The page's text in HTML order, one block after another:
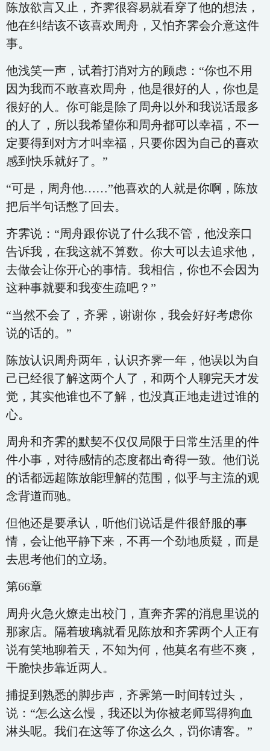
陈放欲言又止，齐霁很容易就看穿了他的想法，
他在纠结该不该喜欢周舟，又怕齐霁会介意这件
事。
他浅笑一声，试着打消对方的顾虑：“你也不用
因为我而不敢喜欢周舟，他是很好的人，你也是
很好的人。你可能是除了周舟以外和我说话最多
的人了，所以我希望你和周舟都可以幸福，不一
定要得到对方才叫幸福，只要你因为自己的喜欢
感到快乐就好了。”
“可是，周舟他……”他喜欢的人就是你啊，陈放
把后半句话憋了回去。
齐霁说：“周舟跟你说了什么我不管，他没亲口
告诉我，在我这就不算数。你大可以去追求他，
去做会让你开心的事情。我相信，你也不会因为
这种事就要和我变生疏吧？”
“当然不会了，齐霁，谢谢你，我会好好考虑你
说的话的。”
陈放认识周舟两年，认识齐霁一年，他误以为自
己已经很了解这两个人了，和两个人聊完天才发
觉，其实他谁也不了解，也没真正地走进过谁的
心。
周舟和齐霁的默契不仅仅局限于日常生活里的件
件小事，对待感情的态度都出奇得一致。他们说
的话都远超陈放能理解的范围，似乎与主流的观
念背道而驰。
但他还是要承认，听他们说话是件很舒服的事
情，会让他平静下来，不再一个劲地质疑，而是
去思考他们的立场。
第66章
周舟火急火燎走出校门，直奔齐霁的消息里说的
那家店。隔着玻璃就看见陈放和齐霁两个人正有
说有笑地聊着天，不知为何，他莫名有些不爽，
干脆快步靠近两人。
捕捉到熟悉的脚步声，齐霁第一时间转过头，
说：“怎么这么慢，我还以为你被老师骂得狗血
淋头呢。我们在这等了你这么久，罚你请客。”